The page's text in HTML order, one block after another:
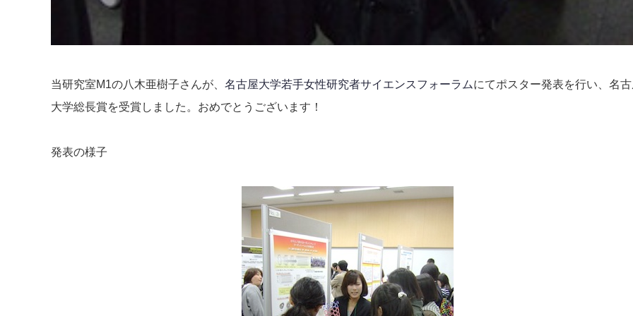
当研究室M1の八木亜樹子さんが、 名古屋大学若手女性研究者サイエンスフォーラムにてポスター発表を行い、名
大学総長賞を受賞しました。おめでとうございます！
発表の様子